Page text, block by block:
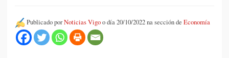
Publicado porNoticias Vigoo día 20/10/2022 na sección de Economía